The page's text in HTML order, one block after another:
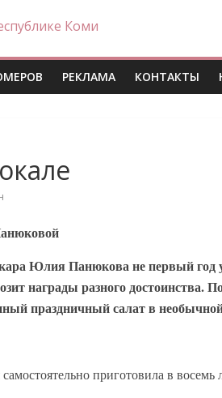
РЕКЛАМА КОНТАКТЫ
Юлия Панюкова не первый год
награды разного достоинства.
праздничный салат в
приготовила в восемь